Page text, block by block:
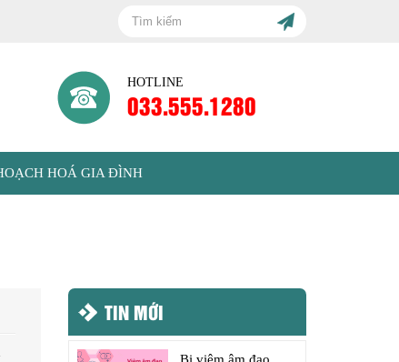
HOTLINE
033.555.1280
HOÁ GIA ĐÌNH
TIN MỚI